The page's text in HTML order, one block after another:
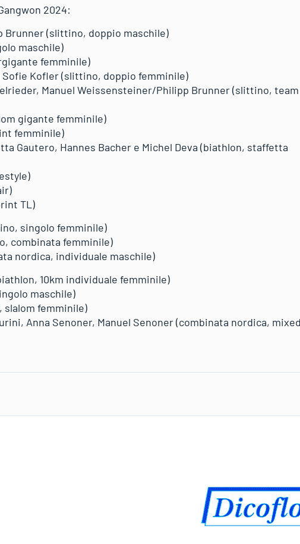
2024:
Brunner (slittino, doppio maschile)
maschile)
femminile)
Sofie Kofler (slittino, doppio femminile)
Manuel Weissensteiner/Philipp Brunner (slittino, team
gigante femminile)
femminile)
Gautero, Hannes Bacher e Michel Deva (biathlon, staffetta
TL)
singolo femminile)
combinata femminile)
nordica, individuale maschile)
10km individuale femminile)
maschile)
slalom femminile)
Anna Senoner, Manuel Senoner (combinata nordica, mixed